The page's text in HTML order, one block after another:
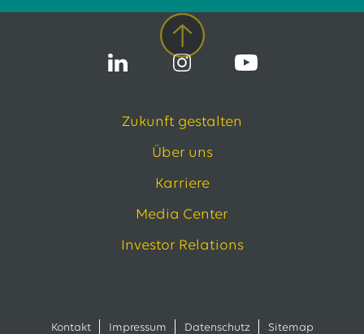
Zukunft gestalten
Über uns
Karriere
Media Center
Investor Relations
Kontakt Impressum Datenschutz Sitemap